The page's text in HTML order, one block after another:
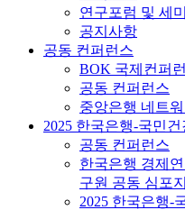
연구포럼 및 세
공지사항
공동 컨퍼런스
BOK 국제컨퍼
공동 컨퍼런스
중앙은행 네트
2025 한국은행-국민
공동 컨퍼런스
한국은행 경제
구원 공동 심포
2025 한국은행-